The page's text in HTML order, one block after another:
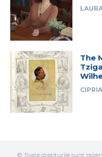
The
© Toate drepturile sunt